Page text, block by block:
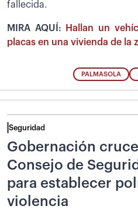
fallecida.
MIRA AQUÍ:
Hallan un
placas en una vivienda de la
PALMASOLA
Seguridad
Gobernación
Consejo de
para establecer
violencia